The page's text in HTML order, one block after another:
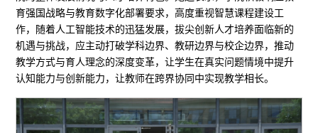
育强国战略与教育数字化部署要求，高度重视智慧课程建设工
作，随着人工智能技术的迅猛发展，拔尖创新人才培养面临新的
机遇与挑战，应主动打破学科边界、教研边界与校企边界，推动
教学方式与育人理念的深度变革，让学生在真实问题情境中提升
认知能力与创新能力，让教师在跨界协同中实现教学相长。